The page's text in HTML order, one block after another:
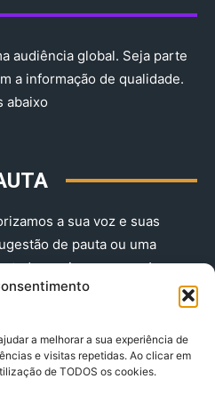
a melhorar a sua experiência de
e visitas repetidas. Ao clicar em
de TODOS os cookies.
audiência global. Seja parte
a informação de qualidade.
abaixo
a sua voz e suas
de pauta ou uma
envie-nos agora!